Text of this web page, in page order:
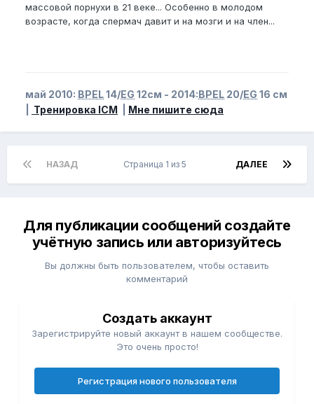
массовой порнухи в 21 веке... Особенно в молодом
возрасте, когда спермач давит и на мозги и на член...
май 2010: BPEL14/EG 12см - 2014:BPEL 20/EG 16 см
Тренировка ICM Мне пишите сюда
НАЗАД ДАЛЕЕ
Страница 1 из 5
Для публикации сообщений создайте
учётную запись или авторизуйтесь
Вы должны быть пользователем, чтобы оставить
комментарий
Создать аккаунт
Зарегистрируйте новый аккаунт в нашем сообществе.
Это очень просто!
Регистрация нового пользователя